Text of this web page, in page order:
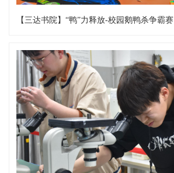
【三达书院】“鸭”力释放-校园鹅鸭杀争霸赛